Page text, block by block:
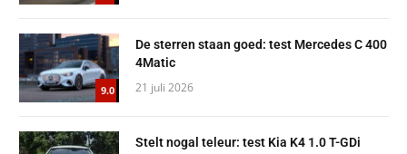
9.0
De sterren staan goed: test Mercedes C 400
4Matic
21 juli 2026
Stelt nogal teleur: test Kia K4 1.0 T-GDi